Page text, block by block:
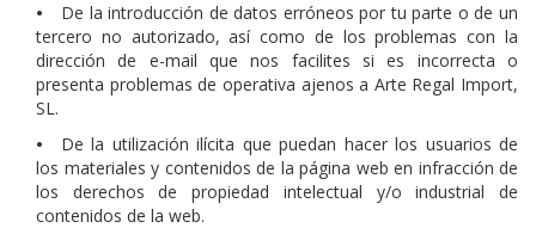
•
De la introducción de datos erróneos por tu parte o de un
tercero no autorizado, así como de los problemas con la
dirección de e-mail que nos facilites si es incorrecta o
presenta problemas de operativa ajenos a Arte Regal Import,
SL.
•
De la utilización ilícita que puedan hacer los usuarios de
los materiales y contenidos de la página web en infracción de
los derechos de propiedad intelectual y/o industrial de
contenidos de la web.